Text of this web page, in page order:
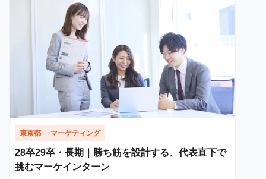
東京都 マーケティング
28卒29卒・長期｜勝ち筋を設計する、代表直下で
挑むマーケインターン